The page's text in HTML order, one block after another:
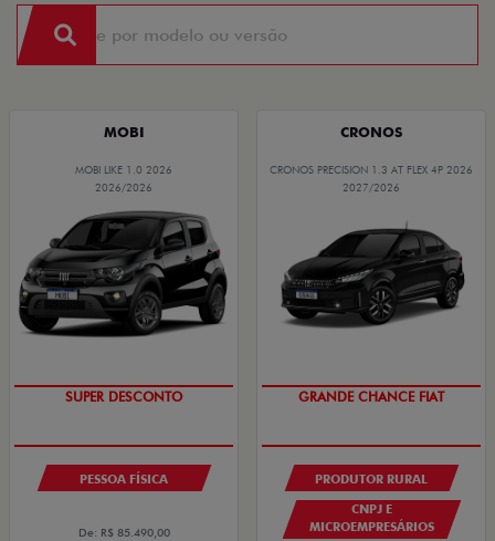
MOBI
MOBI LIKE 1.0 2026
2026/2026
TAXA ZERO
PESSOA FÍSICA
De: R$ 85.490,00
CRONOS
CRONOS PRECISION 1.3 AT FLEX 4P 2026
2027/2026
ÚLTIMA CHAMADA
PRODUTOR RURAL
CNPJ E
MICROEMPRESÁRIOS